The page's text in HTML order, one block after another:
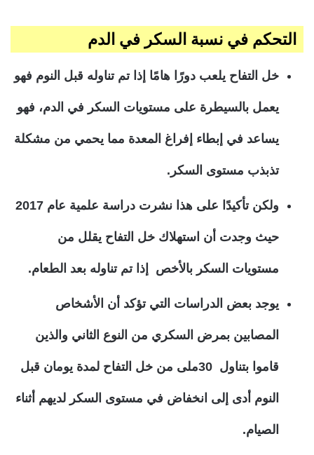
التحكم في نسبة السكر في الدم
خل التفاح يلعب دورًا هامًا إذا تم تناوله قبل النوم فهو
يعمل بالسيطرة على مستويات السكر في الدم، فهو
يساعد في إبطاء إفراغ المعدة مما يحمي من مشكلة
تذبذب مستوى السكر.
ولكن تأكيدًا على هذا نشرت دراسة علمية عام 2017
حيث وجدت أن استهلاك خل التفاح يقلل من
مستويات السكر بالأخص إذا تم تناوله بعد الطعام.
يوجد بعض الدراسات التي تؤكد أن الأشخاص
المصابين بمرض السكري من النوع الثاني والذين
قاموا بتناول 30ملى من خل التفاح لمدة يومان قبل
النوم أدى إلى انخفاض في مستوى السكر لديهم أثناء
الصيام.